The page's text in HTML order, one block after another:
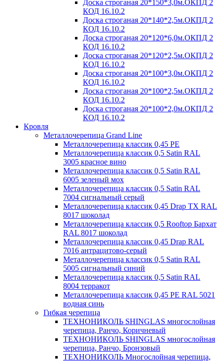
Доска строганая 20*150*3,0м.ОКПД 2
КОД 16.10.2
Доска строганая 20*140*2,5м.ОКПД 2
КОД 16.10.2
Доска строганая 20*120*6,0м.ОКПД 2
КОД 16.10.2
Доска строганая 20*120*2,5м.ОКПД 2
КОД 16.10.2
Доска строганая 20*100*3,0м.ОКПД 2
КОД 16.10.2
Доска строганая 20*100*2,5м.ОКПД 2
КОД 16.10.2
Доска строганая 20*100*2,0м.ОКПД 2
КОД 16.10.2
Кровля
Металлочерепица Grand Line
Металлочерепица классик 0,45 PE
Металлочерепица классик 0,5 Satin RAL
3005 красное вино
Металлочерепица классик 0,5 Satin RAL
6005 зеленый мох
Металлочерепица классик 0,5 Satin RAL
7004 сигнальный серый
Металлочерепица классик 0,45 Drap TX RAL
8017 шоколад
Металлочерепица классик 0,5 Rooftop Бархат
RAL 8017 шоколад
Металлочерепица классик 0,45 Drap RAL
7016 антрацитово-серый
Металлочерепица классик 0,5 Satin RAL
5005 сигнальный синий
Металлочерепица классик 0,5 Satin RAL
8004 терракот
Металлочерепица классик 0,45 PE RAL 5021
водная синь
Гибкая черепица
ТЕХНОНИКОЛЬ SHINGLAS многослойная
черепица, Ранчо, Коричневый
ТЕХНОНИКОЛЬ SHINGLAS многослойная
черепица, Ранчо, Бронзовый
ТЕХНОНИКОЛЬ Многослойная черепица,